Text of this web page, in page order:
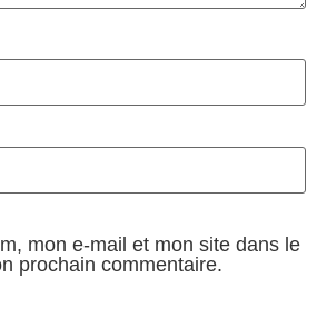
mon e-mail et mon site dans le
prochain commentaire.